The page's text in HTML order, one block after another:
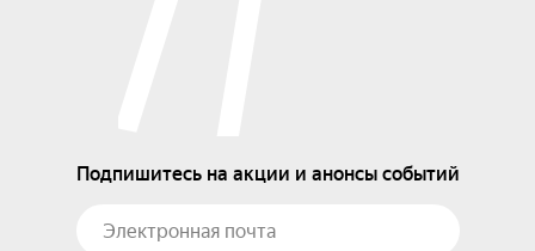
Подпишитесь на акции и анонсы событий